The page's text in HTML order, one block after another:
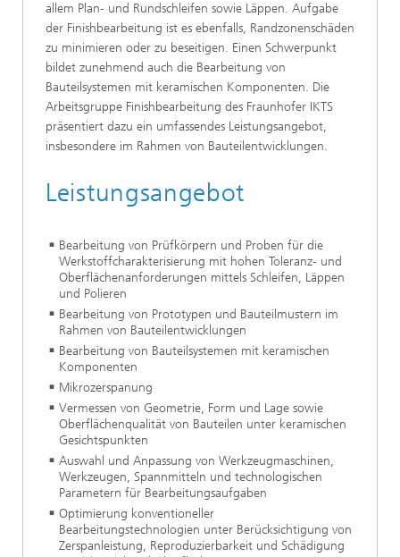
allem Plan- und Rundschleifen sowie Läppen. Aufgabe
der Finishbearbeitung ist es ebenfalls, Randzonenschäden
zu minimieren oder zu beseitigen. Einen Schwerpunkt
bildet zunehmend auch die Bearbeitung von
Bauteilsystemen mit keramischen Komponenten. Die
Arbeitsgruppe Finishbearbeitung des Fraunhofer IKTS
präsentiert dazu ein umfassendes Leistungsangebot,
insbesondere im Rahmen von Bauteilentwicklungen.
Leistungsangebot
Bearbeitung von Prüfkörpern und Proben für die
Werkstoffcharakterisierung mit hohen Toleranz- und
Oberflächenanforderungen mittels Schleifen, Läppen
und Polieren
Bearbeitung von Prototypen und Bauteilmustern im
Rahmen von Bauteilentwicklungen
Bearbeitung von Bauteilsystemen mit keramischen
Komponenten
Mikrozerspanung
Vermessen von Geometrie, Form und Lage sowie
Oberflächenqualität von Bauteilen unter keramischen
Gesichtspunkten
Auswahl und Anpassung von Werkzeugmaschinen,
Werkzeugen, Spannmitteln und technologischen
Parametern für Bearbeitungsaufgaben
Optimierung konventioneller
Bearbeitungstechnologien unter Berücksichtigung von
Zerspanleistung, Reproduzierbarkeit und Schädigung